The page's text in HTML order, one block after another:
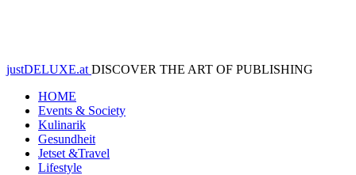
justDELUXE.at DISCOVER THE ART OF PUBLISHING
HOME
Events & Society
Kulinarik
Gesundheit
Jetset &Travel
Lifestyle